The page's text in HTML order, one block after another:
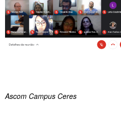
Ascom Campus Ceres